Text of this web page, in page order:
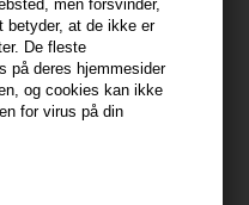
men forsvinder,
betyder, at de ikke er
De fleste
på deres hjemmesider
og cookies kan ikke
for virus på din
Fabrikant
er en volumen-